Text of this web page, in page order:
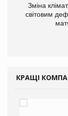
Зміна
світовим
КРАЩІ